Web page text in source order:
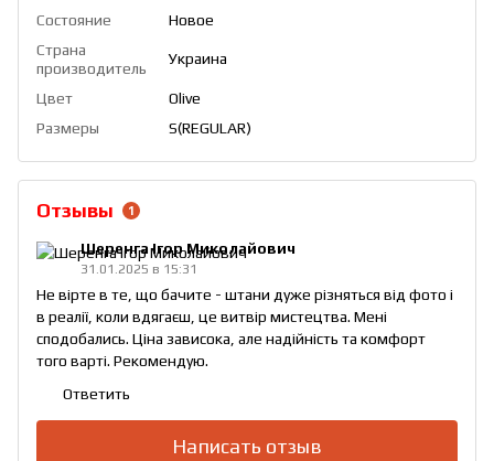
Состояние
Новое
Страна
производитель
Украина
Цвет
Olive
Размеры
S(REGULAR)
Отзывы 1
Шеренга Ігор Миколайович
31.01.2025 в 15:31
Не вірте в те, що бачите - штани дуже різняться від фото і
в реалії, коли вдягаєш, це витвір мистецтва. Мені
сподобались. Ціна зависока, але надійність та комфорт
того варті. Рекомендую.
Ответить
Написать отзыв